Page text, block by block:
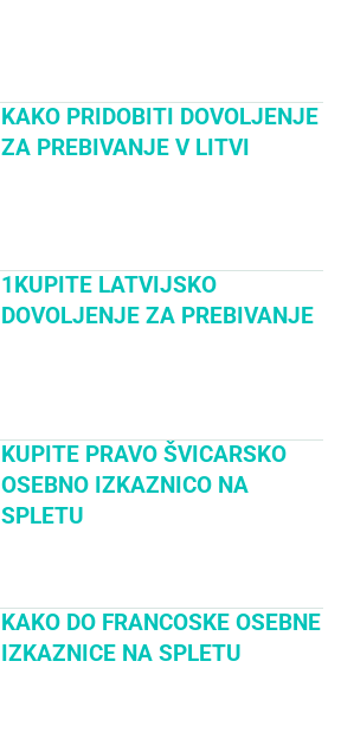
KAKO PRIDOBITI DOVOLJENJE
ZA PREBIVANJE V LITVI
1KUPITE LATVIJSKO
DOVOLJENJE ZA PREBIVANJE
KUPITE PRAVO ŠVICARSKO
OSEBNO IZKAZNICO NA
SPLETU
KAKO DO FRANCOSKE OSEBNE
IZKAZNICE NA SPLETU